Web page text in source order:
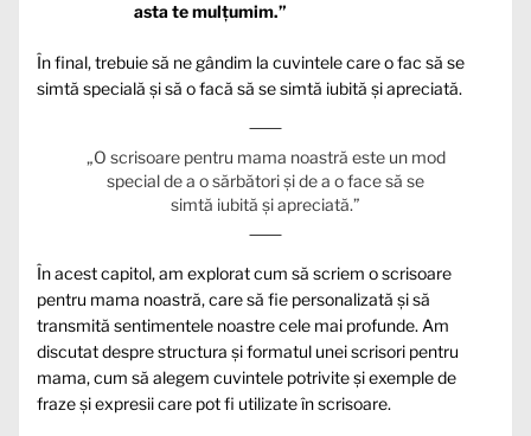
asta te mulțumim.”
În final, trebuie să ne gândim la cuvintele care o fac să se
simtă specială și să o facă să se simtă iubită și apreciată.
„O scrisoare pentru mama noastră este un mod
special de a o sărbători și de a o face să se
simtă iubită și apreciată.”
În acest capitol, am explorat cum să scriem o scrisoare
pentru mama noastră, care să fie personalizată și să
transmită sentimentele noastre cele mai profunde. Am
discutat despre structura și formatul unei scrisori pentru
mama, cum să alegem cuvintele potrivite și exemple de
fraze și expresii care pot fi utilizate în scrisoare.